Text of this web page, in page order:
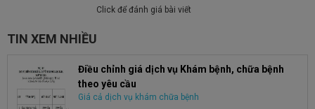
Click để đánh giá bài viết
TIN XEM NHIỀU
Điều chỉnh giá dịch vụ Khám bệnh, chữa bệnh
theo yêu cầu
Giá cả dịch vụ khám chữa bệnh